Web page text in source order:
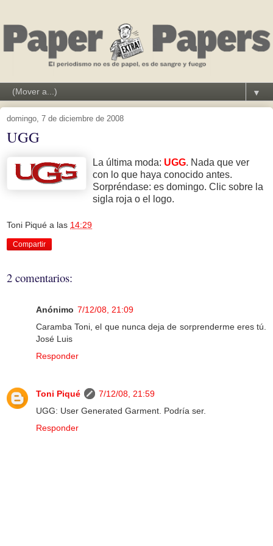
▼
domingo, 7 de diciembre de 2008
UGG
La última moda: UGG. Nada que ver
con lo que haya conocido antes.
Sorpréndase: es domingo. Clic sobre la
sigla roja o el logo.
Toni Piqué a las 14:29
Compartir
2 comentarios:
Anónimo 7/12/08, 21:09
Caramba Toni, el que nunca deja de sorprenderme eres tú.
José Luis
Responder
Toni Piqué
7/12/08, 21:59
UGG: User Generated Garment. Podría ser.
Responder